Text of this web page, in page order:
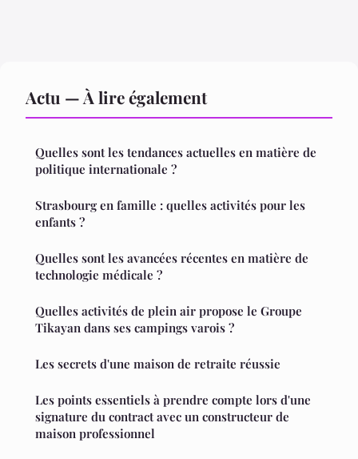
Actu — À lire également
Quelles sont les tendances actuelles en matière de
politique internationale ?
Strasbourg en famille : quelles activités pour les
enfants ?
Quelles sont les avancées récentes en matière de
technologie médicale ?
Quelles activités de plein air propose le Groupe
Tikayan dans ses campings varois ?
Les secrets d'une maison de retraite réussie
Les points essentiels à prendre compte lors d'une
signature du contract avec un constructeur de
maison professionnel